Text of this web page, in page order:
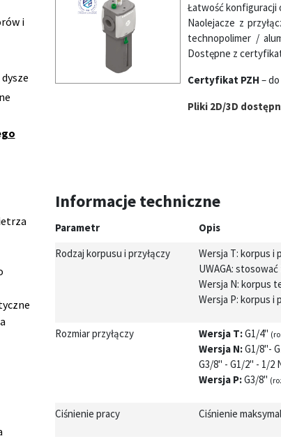
i
Łatwość konfiguracji
Naolejacze z
technopolimer /
Dostępne z
Certyfikat PZH –
Pliki 2D/3D
Informacje techniczne
Parametr
Opis
Rodzaj korpusu i przyłączy
Wersja T: korpus i
UWAGA:
Wersja N: korpus
Wersja P: korpus i
Rozmiar przyłączy Wersja T:G1/4"
Wersja N:G1/8"-
G3/8" - G1/2" - 1/2
Wersja P:G3/8"
Ciśnienie pracy Ciśnienie